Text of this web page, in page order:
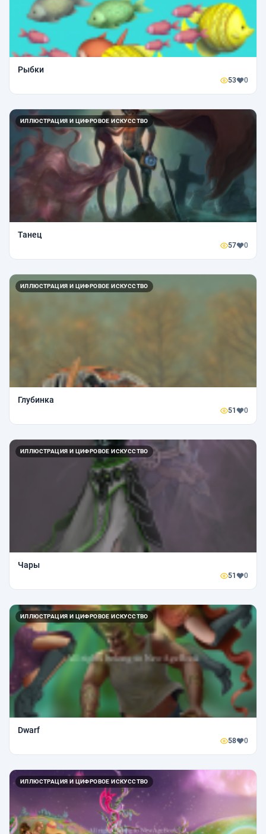
Рыбки
53 0
ИЛЛЮСТРАЦИЯ И ЦИФРОВОЕ ИСКУССТВО
Танец
57 0
ИЛЛЮСТРАЦИЯ И ЦИФРОВОЕ ИСКУССТВО
Глубинка
51 0
ИЛЛЮСТРАЦИЯ И ЦИФРОВОЕ ИСКУССТВО
Чары
51 0
ИЛЛЮСТРАЦИЯ И ЦИФРОВОЕ ИСКУССТВО
Dwarf
58 0
ИЛЛЮСТРАЦИЯ И ЦИФРОВОЕ ИСКУССТВО